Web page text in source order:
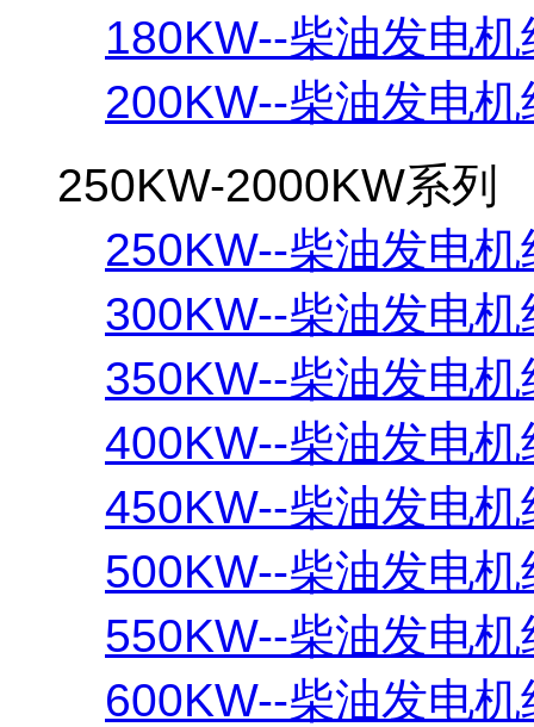
180KW--柴油发电机
200KW--柴油发电机
250KW-2000KW系列
250KW--柴油发电机
300KW--柴油发电机
350KW--柴油发电机
400KW--柴油发电机
450KW--柴油发电机
500KW--柴油发电机
550KW--柴油发电机
600KW--柴油发电机